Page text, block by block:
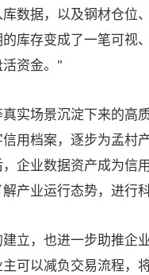
数据，以及钢材仓位
库存变成了一笔可视
资金。"
场景沉淀下来的高
用档案，逐步为孟村
企业数据资产成为信
产业运行态势，进行
，也进一步助推企
可以减负交易流程，